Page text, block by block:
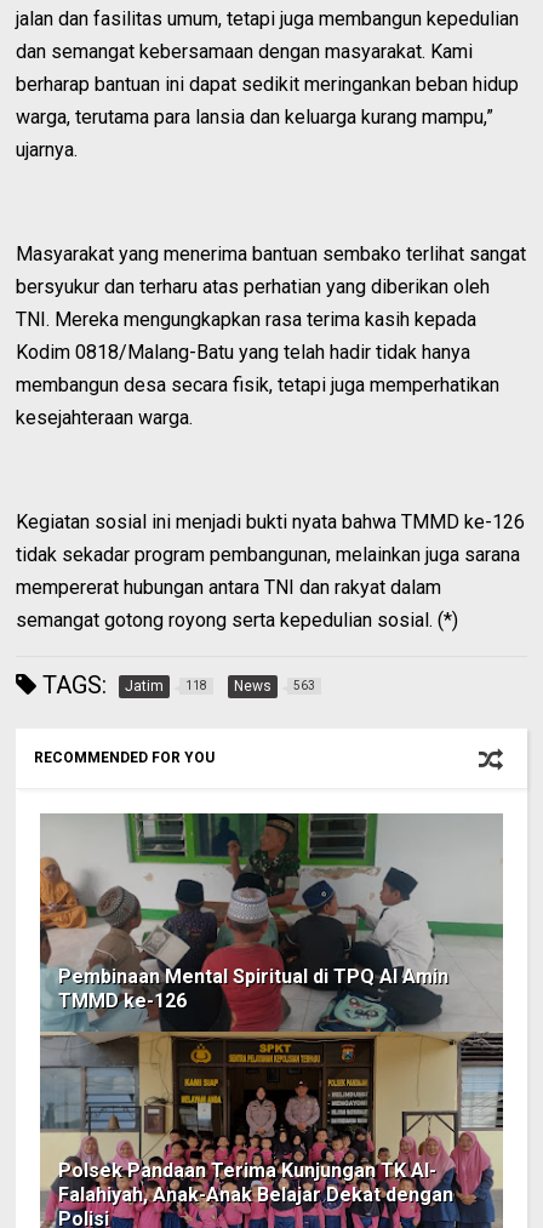
jalan dan fasilitas umum, tetapi juga membangun kepedulian
dan semangat kebersamaan dengan masyarakat. Kami
berharap bantuan ini dapat sedikit meringankan beban hidup
warga, terutama para lansia dan keluarga kurang mampu,”
ujarnya.
Masyarakat yang menerima bantuan sembako terlihat sangat
bersyukur dan terharu atas perhatian yang diberikan oleh
TNI. Mereka mengungkapkan rasa terima kasih kepada
Kodim 0818/Malang-Batu yang telah hadir tidak hanya
membangun desa secara fisik, tetapi juga memperhatikan
kesejahteraan warga.
Kegiatan sosial ini menjadi bukti nyata bahwa TMMD ke-126
tidak sekadar program pembangunan, melainkan juga sarana
mempererat hubungan antara TNI dan rakyat dalam
semangat gotong royong serta kepedulian sosial. (*)
TAGS: Jatim 118 News 563
RECOMMENDED FOR YOU
‎Pembinaan Mental Spiritual di TPQ Al Amin
TMMD ke-126
Polsek Pandaan Terima Kunjungan TK Al-
Falahiyah, Anak-Anak Belajar Dekat dengan
Polisi